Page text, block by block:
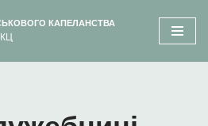
КАПЕЛАНСТВА